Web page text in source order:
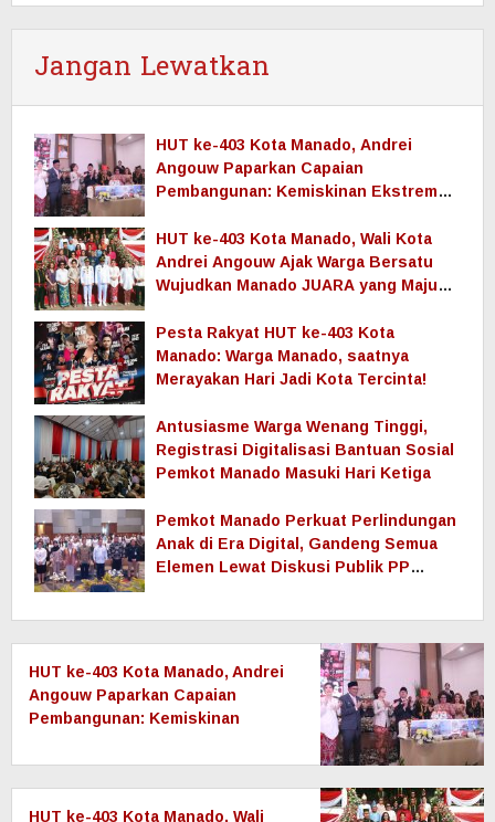
Pembangunan: Kemiskinan
HUT ke-403 Kota Manado, Wali
Kota Andrei Angouw Ajak Warga
Bersatu Wujudkan Manado
JUARA yang Maju dan Sejahtera
POPULER
DPRD Sulut Bahas KUA PPAS, Komisi III RDP
Dengan Dinas Perkimtan dan P…
PLN Terus Mengupayakan Pemulihan
Pasokan Listrik di Pulau Bunaken
Jelang Hari Kemerdekaan ke-81 RI, PLN UP3
Tahuna Gelar Apel dan Inspek…
Gorontalo Tuntas Terang, PLN Nyalakan
Listrik Perdana di Pulau Dudepo,…